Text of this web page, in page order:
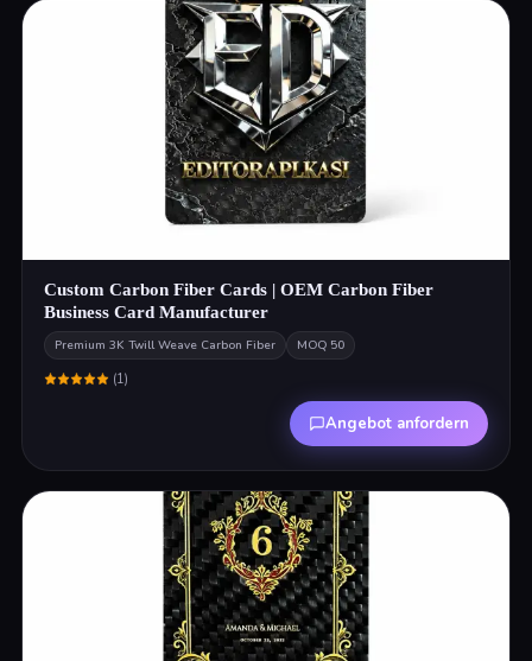
Custom Carbon Fiber Cards | OEM Carbon Fiber
Business Card Manufacturer
Premium 3K Twill Weave Carbon Fiber MOQ 50
(1)
Angebot anfordern